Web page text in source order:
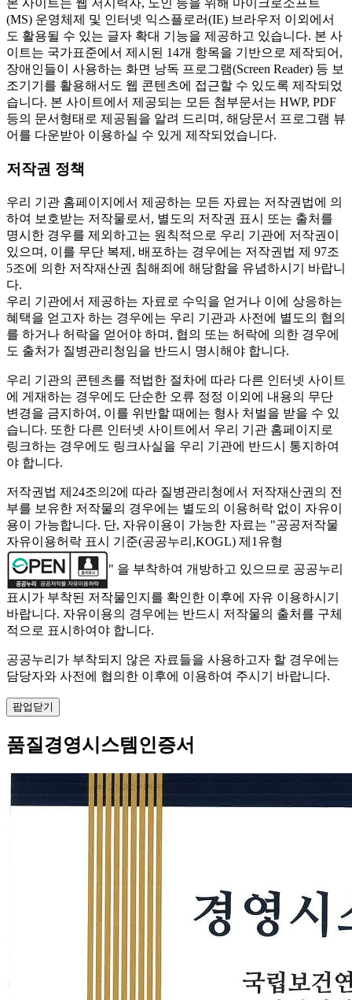
본 사이트는 웹 저시력자, 노인 등을 위해 마이크로소프트
(MS) 운영체제 및 인터넷 익스플로러(IE) 브라우저 이외에서
도 활용될 수 있는 글자 확대 기능을 제공하고 있습니다. 본 사
이트는 국가표준에서 제시된 14개 항목을 기반으로 제작되어,
장애인들이 사용하는 화면 낭독 프로그램(Screen Reader) 등 보
조기기를 활용해서도 웹 콘텐츠에 접근할 수 있도록 제작되었
습니다. 본 사이트에서 제공되는 모든 첨부문서는 HWP, PDF
등의 문서형태로 제공됨을 알려 드리며, 해당문서 프로그램 뷰
어를 다운받아 이용하실 수 있게 제작되었습니다.
저작권 정책
우리 기관 홈페이지에서 제공하는 모든 자료는 저작권법에 의
하여 보호받는 저작물로서, 별도의 저작권 표시 또는 출처를
명시한 경우를 제외하고는 원칙적으로 우리 기관에 저작권이
있으며, 이를 무단 복제, 배포하는 경우에는 저작권법 제 97조
5조에 의한 저작재산권 침해죄에 해당함을 유념하시기 바랍니
다.
우리 기관에서 제공하는 자료로 수익을 얻거나 이에 상응하는
혜택을 얻고자 하는 경우에는 우리 기관과 사전에 별도의 협의
를 하거나 허락을 얻어야 하며, 협의 또는 허락에 의한 경우에
도 출처가 질병관리청임을 반드시 명시해야 합니다.
우리 기관의 콘텐츠를 적법한 절차에 따라 다른 인터넷 사이트
에 게재하는 경우에도 단순한 오류 정정 이외에 내용의 무단
변경을 금지하여, 이를 위반할 때에는 형사 처벌을 받을 수 있
습니다. 또한 다른 인터넷 사이트에서 우리 기관 홈페이지로
링크하는 경우에도 링크사실을 우리 기관에 반드시 통지하여
야 합니다.
저작권법 제24조의2에 따라 질병관리청에서 저작재산권의 전
부를 보유한 저작물의 경우에는 별도의 이용허락 없이 자유이
용이 가능합니다. 단, 자유이용이 가능한 자료는 "공공저작물
자유이용허락 표시 기준(공공누리,KOGL) 제1유형
" 을 부착하여 개방하고 있으므로 공공누리
표시가 부착된 저작물인지를 확인한 이후에 자유 이용하시기
바랍니다. 자유이용의 경우에는 반드시 저작물의 출처를 구체
적으로 표시하여야 합니다.
공공누리가 부착되지 않은 자료들을 사용하고자 할 경우에는
담당자와 사전에 협의한 이후에 이용하여 주시기 바랍니다.
팝업닫기
품질경영시스템인증서